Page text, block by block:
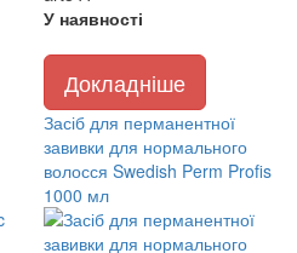
У наявності
Докладніше
Засіб для перманентної
завивки для нормального
волосся Swedish Perm Profis
1000 мл